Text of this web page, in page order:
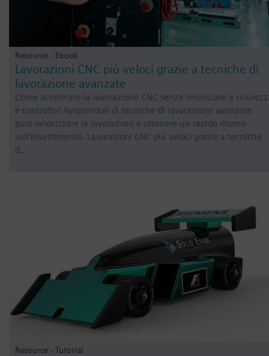
Resource - Ebook
Lavorazioni CNC più veloci grazie a tecniche di
lavorazione avanzate
Come accelerare la lavorazione CNC senza rinunciare a
e controllo? Avvalendoti di tecniche di lavorazione avanzate,
puoi velocizzare le lavorazioni e ottenere un rapido ritorno
sull’investimento. Lavorazioni CNC più veloci grazie a tecniche
d…
Resource - Tutorial